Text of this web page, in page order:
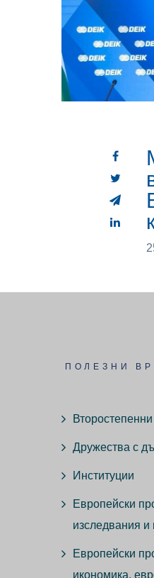
ПОЛЕЗНИ
Дружества с
Институции
Европейски
изследвания и
Европейски
икономика,